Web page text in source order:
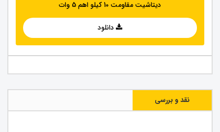
دیتاشیت مقاومت 10 کیلو اهم 5 وات
دانلود
نقد و بررسی